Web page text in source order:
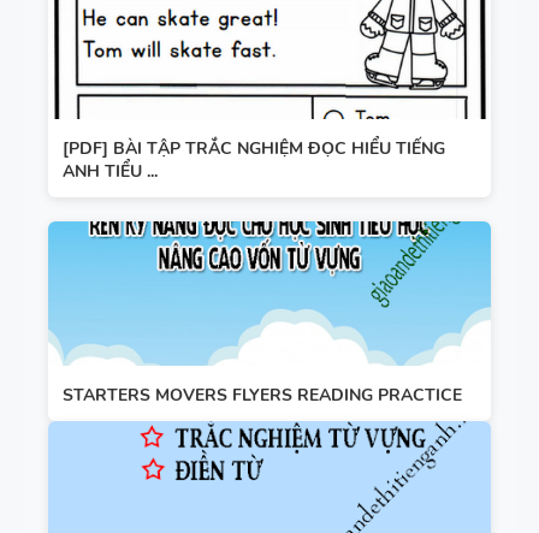
[PDF] BÀI TẬP TRẮC NGHIỆM ĐỌC HIỂU TIẾNG
ANH TIỂU ...
STARTERS MOVERS FLYERS READING PRACTICE